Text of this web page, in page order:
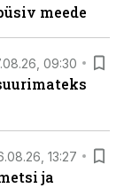
meede
09:30
13:27
ja